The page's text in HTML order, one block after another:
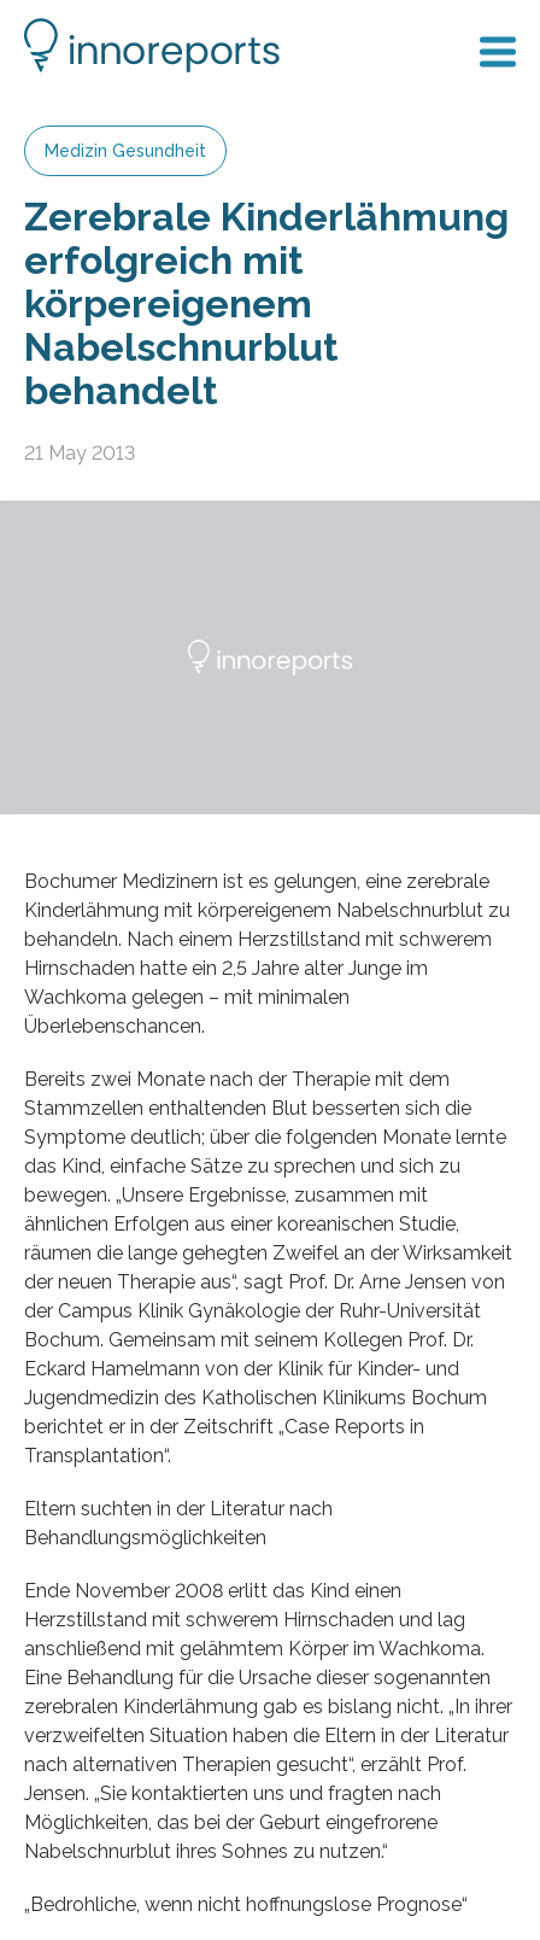
Medizin Gesundheit
Zerebrale Kinderlähmung
erfolgreich mit
körpereigenem
Nabelschnurblut
behandelt
21 May 2013
Bochumer Medizinern ist es gelungen, eine zerebrale
Kinderlähmung mit körpereigenem Nabelschnurblut zu
behandeln. Nach einem Herzstillstand mit schwerem
Hirnschaden hatte ein 2,5 Jahre alter Junge im
Wachkoma gelegen – mit minimalen
Überlebenschancen.
Bereits zwei Monate nach der Therapie mit dem
Stammzellen enthaltenden Blut besserten sich die
Symptome deutlich; über die folgenden Monate lernte
das Kind, einfache Sätze zu sprechen und sich zu
bewegen. „Unsere Ergebnisse, zusammen mit
ähnlichen Erfolgen aus einer koreanischen Studie,
räumen die lange gehegten Zweifel an der Wirksamkeit
der neuen Therapie aus“, sagt Prof. Dr. Arne Jensen von
der Campus Klinik Gynäkologie der Ruhr-Universität
Bochum. Gemeinsam mit seinem Kollegen Prof. Dr.
Eckard Hamelmann von der Klinik für Kinder- und
Jugendmedizin des Katholischen Klinikums Bochum
berichtet er in der Zeitschrift „Case Reports in
Transplantation“.
Eltern suchten in der Literatur nach
Behandlungsmöglichkeiten
Ende November 2008 erlitt das Kind einen
Herzstillstand mit schwerem Hirnschaden und lag
anschließend mit gelähmtem Körper im Wachkoma.
Eine Behandlung für die Ursache dieser sogenannten
zerebralen Kinderlähmung gab es bislang nicht. „In ihrer
verzweifelten Situation haben die Eltern in der Literatur
nach alternativen Therapien gesucht“, erzählt Prof.
Jensen. „Sie kontaktierten uns und fragten nach
Möglichkeiten, das bei der Geburt eingefrorene
Nabelschnurblut ihres Sohnes zu nutzen.“
„Bedrohliche, wenn nicht hoffnungslose Prognose“